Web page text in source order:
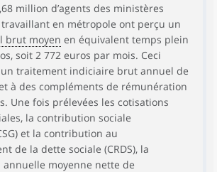
million d’agents des ministères
travaillant en métropole ont perçu un
brut moyen en équivalent temps plein
soit 2 772 euros par mois. Ceci
traitement indiciaire brut annuel de
à des compléments de rémunération
Une fois prélevées les cotisations
la contribution sociale
et la contribution au
de la dette sociale (CRDS), la
moyenne nette de